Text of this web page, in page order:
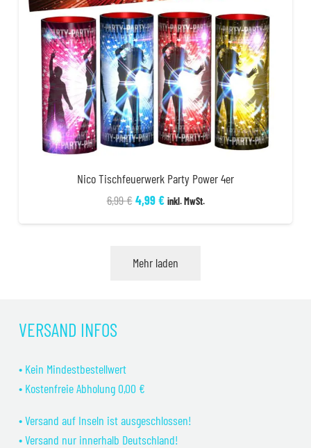
Nico Tischfeuerwerk Party Power 4er
6,99€ Ursprünglicher
6,99 €
4,99€Aktueller
4,99 €.
inkl. MwSt.
Mehr laden
VERSAND INFOS
• Kein Mindestbestellwert
• Kostenfreie Abholung 0,00 €
• Versand auf Inseln ist ausgeschlossen!
• Versand nur innerhalb Deutschland!